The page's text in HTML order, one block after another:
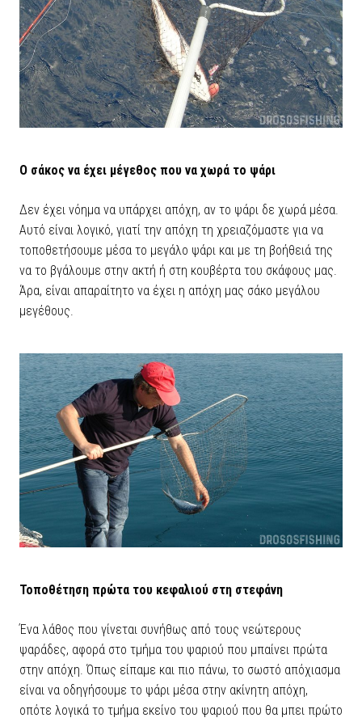
Ο σάκος να έχει μέγεθος που να χωρά το ψάρι
Δεν έχει νόημα να υπάρχει απόχη, αν το ψάρι δε χωρά μέσα.
Αυτό είναι λογικό, γιατί την απόχη τη χρειαζόμαστε για να
τοποθετήσουμε μέσα το μεγάλο ψάρι και με τη βοήθειά της
να το βγάλουμε στην ακτή ή στη κουβέρτα του σκάφους μας.
Άρα, είναι απαραίτητο να έχει η απόχη μας σάκο μεγάλου
μεγέθους.
Τοποθέτηση πρώτα του κεφαλιού στη στεφάνη
Ένα λάθος που γίνεται συνήθως από τους νεώτερους
ψαράδες, αφορά στο τμήμα του ψαριού που μπαίνει πρώτα
στην απόχη. Όπως είπαμε και πιο πάνω, το σωστό απόχιασμα
είναι να οδηγήσουμε το ψάρι μέσα στην ακίνητη απόχη,
οπότε λογικά το τμήμα εκείνο του ψαριού που θα μπει πρώτο